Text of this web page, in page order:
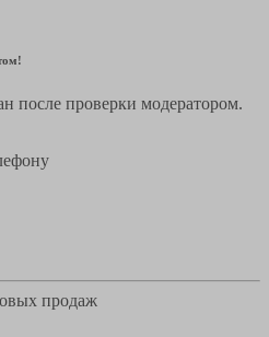
после проверки модератором.
продаж